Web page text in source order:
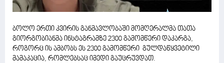
ბოლო ერთი კვირის განმავლობაში მომღერალმა თათა
გიორგობიანმა ინსტაგრამზე 2300 გამომწერი დაკარგა,
როგორც ის ამბობს ეს 2300 გამომწერი გულდაწყვეტილი
მამაკაცია, რომლებსაც იმედი გაუცრუვდათ.